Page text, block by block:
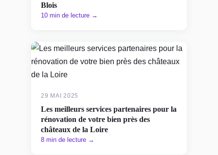
Blois
10 min de lecture →
29 MAI 2025
Les meilleurs services partenaires pour la
rénovation de votre bien près des
châteaux de la Loire
8 min de lecture →